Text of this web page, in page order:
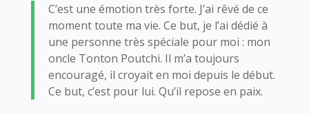
C’est une émotion très forte. J’ai rêvé de ce
moment toute ma vie. Ce but, je l’ai dédié à
une personne très spéciale pour moi : mon
oncle Tonton Poutchi. Il m’a toujours
encouragé, il croyait en moi depuis le début.
Ce but, c’est pour lui. Qu’il repose en paix.